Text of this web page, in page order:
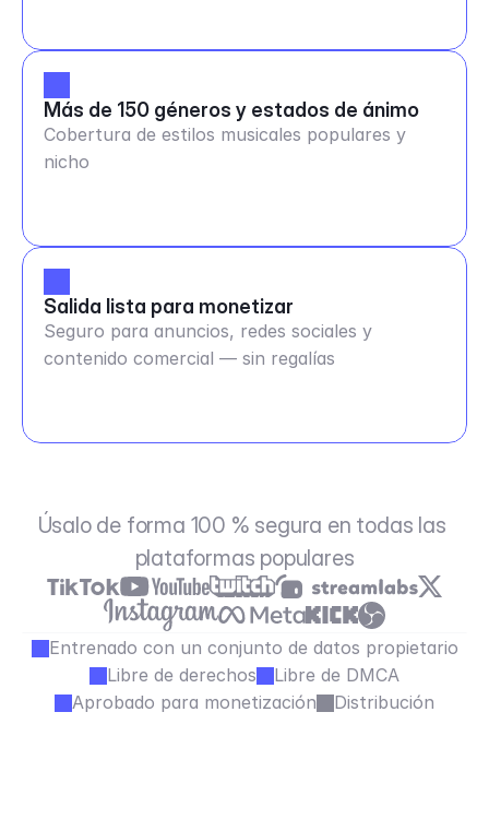
Más de 150 géneros y estados de ánimo
Cobertura de estilos musicales populares y
nicho
Salida lista para monetizar
Seguro para anuncios, redes sociales y
contenido comercial — sin regalías
Úsalo de forma 100 % segura en todas las
plataformas populares
Entrenado con un conjunto de datos propietario
Libre de derechos
Libre de DMCA
Aprobado para monetización
Distribución